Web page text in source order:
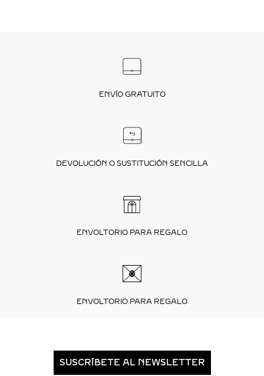
ENVÍO GRATUITO
DEVOLUCIÓN O SUSTITUCIÓN SENCILLA
ENVOLTORIO PARA REGALO
ENVOLTORIO PARA REGALO
SUSCRÍBETE AL NEWSLETTER